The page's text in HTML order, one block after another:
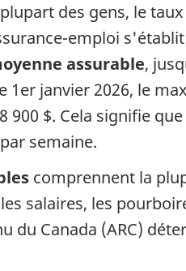
des gens, le
emploi s'établit
assurable,
1er janvier 2026, le
900 $. Cela signifie
semaine.
comprennent la
salaires, les
du Canada (ARC)